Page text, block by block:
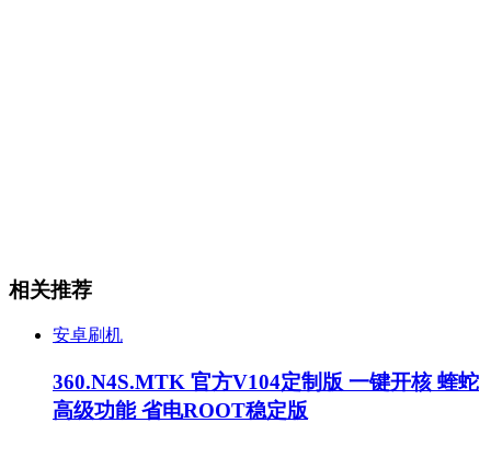
相关推荐
安卓刷机
360.N4S.MTK 官方V104定制版 一键开核 蝰蛇
高级功能 省电ROOT稳定版